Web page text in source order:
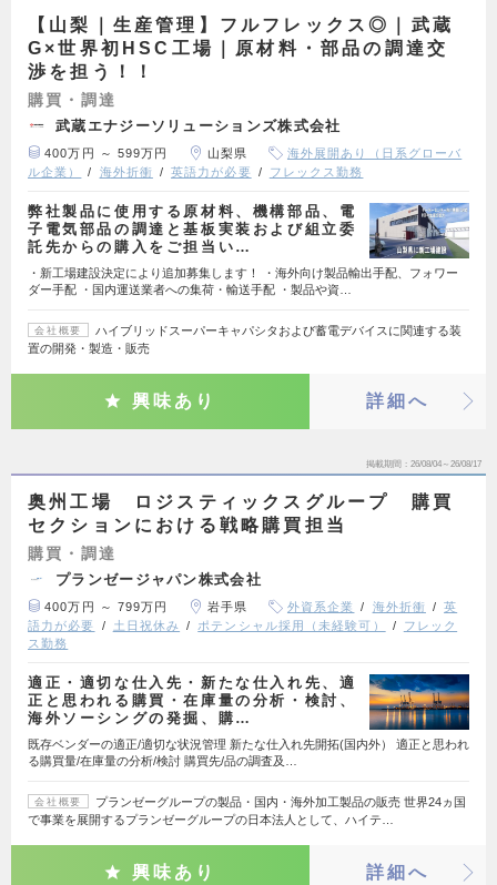
【山梨｜生産管理】フルフレックス◎｜武蔵
G×世界初HSC工場｜原材料・部品の調達交
渉を担う！！
購買・調達
武蔵エナジーソリューションズ株式会社
400万円 ～ 599万円 山梨県
海外展開あり（日系グローバ
ル企業）
海外折衝 英語力が必要 フレックス勤務
弊社製品に使用する原材料、機構部品、電
子電気部品の調達と基板実装および組立委
託先からの購入をご担当い…
・新工場建設決定により追加募集します！ ・海外向け製品輸出手配、フォワー
ダー手配 ・国内運送業者への集荷・輸送手配 ・製品や資…
会社概要
ハイブリッドスーパーキャパシタおよび蓄電デバイスに関連する装
置の開発・製造・販売
興味あり 詳細へ
掲載期間 26/08/04～26/08/17
奥州工場 ロジスティックスグループ 購買
セクションにおける戦略購買担当
購買・調達
プランゼージャパン株式会社
400万円 ～ 799万円 岩手県 外資系企業 海外折衝
英
語力が必要
土日祝休み ポテンシャル採用（未経験可）
フレック
ス勤務
適正・適切な仕入先・新たな仕入れ先、適
正と思われる購買・在庫量の分析・検討、
海外ソーシングの発掘、購…
既存ベンダーの適正/適切な状況管理 新たな仕入れ先開拓(国内外） 適正と思われ
る購買量/在庫量の分析/検討 購買先/品の調査及…
会社概要
プランゼーグループの製品・国内・海外加工製品の販売 世界24ヵ国
で事業を展開するプランゼーグループの日本法人として、ハイテ…
興味あり 詳細へ